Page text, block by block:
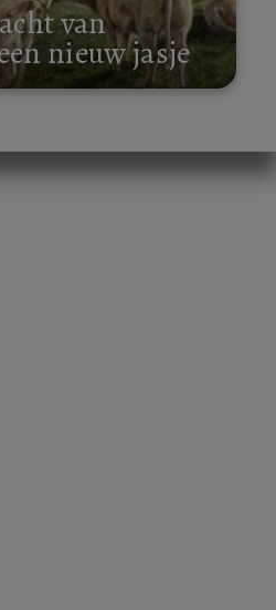
van
nieuw jasje